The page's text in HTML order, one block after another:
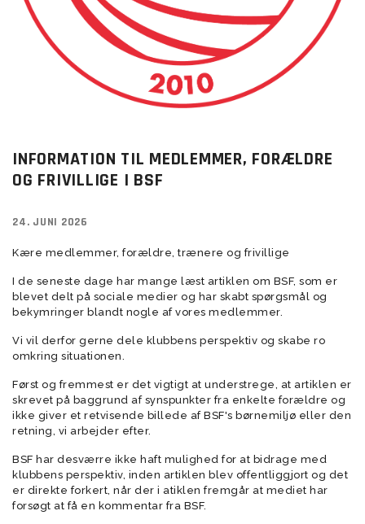
INFORMATION TIL MEDLEMMER, FORÆLDRE
OG FRIVILLIGE I BSF
24. JUNI 2026
Kære medlemmer, forældre, trænere og frivillige
I de seneste dage har mange læst artiklen om BSF, som er
blevet delt på sociale medier og har skabt spørgsmål og
bekymringer blandt nogle af vores medlemmer.
Vi vil derfor gerne dele klubbens perspektiv og skabe ro
omkring situationen.
Først og fremmest er det vigtigt at understrege, at artiklen er
skrevet på baggrund af synspunkter fra enkelte forældre og
ikke giver et retvisende billede af BSF's børnemiljø eller den
retning, vi arbejder efter.
BSF har desværre ikke haft mulighed for at bidrage med
klubbens perspektiv, inden artiklen blev offentliggjort og det
er direkte forkert, når der i atiklen fremgår at mediet har
forsøgt at få en kommentar fra BSF.